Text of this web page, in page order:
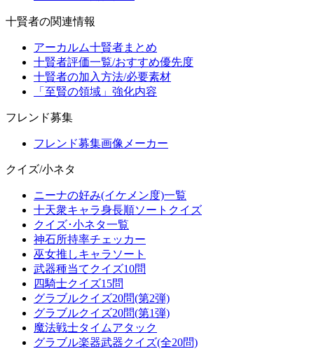
十賢者の関連情報
アーカルム十賢者まとめ
十賢者評価一覧/おすすめ優先度
十賢者の加入方法/必要素材
「至賢の領域」強化内容
フレンド募集
フレンド募集画像メーカー
クイズ/小ネタ
ニーナの好み(イケメン度)一覧
十天衆キャラ身長順ソートクイズ
クイズ･小ネタ一覧
神石所持率チェッカー
巫女推しキャラソート
武器種当てクイズ10問
四騎士クイズ15問
グラブルクイズ20問(第2弾)
グラブルクイズ20問(第1弾)
魔法戦士タイムアタック
グラブル楽器武器クイズ(全20問)